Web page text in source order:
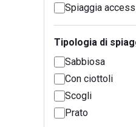
Spiaggia
Tipologia di
Sabbiosa
Con ciottoli
Scogli
Prato